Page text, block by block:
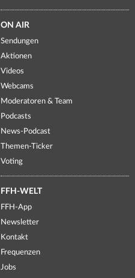
ON AIR
Sendungen
Aktionen
Videos
Webcams
Moderatoren & Team
Podcasts
News-Podcast
Themen-Ticker
Voting
FFH-WELT
FFH-App
Newsletter
Kontakt
Frequenzen
Jobs